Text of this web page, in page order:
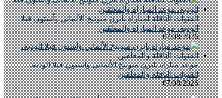
القنوات الناقلة لمباراة بايرن ميونيخ الألماني وأستون فيلا
الودية، موعد المباراة والمعلقين
07/08/2026
موعد مباراة بايرن ميونيخ الألماني وأستون فيلا الودية،
القنوات الناقلة والمعلقين
07/08/2026